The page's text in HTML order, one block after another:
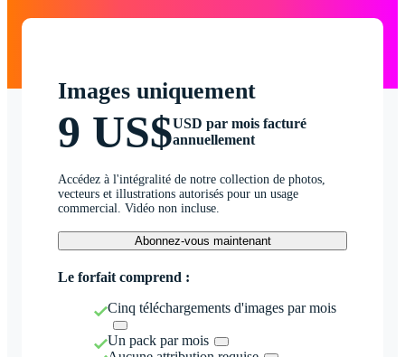
Images uniquement
9 US$USD par mois facturé
annuellement
Accédez à l'intégralité de notre collection de photos,
vecteurs et illustrations autorisés pour un usage
commercial. Vidéo non incluse.
Abonnez-vous maintenant
Le forfait comprend :
Cinq téléchargements d'images par mois
Un pack par mois